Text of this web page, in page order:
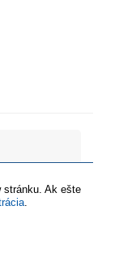
stránku. Ak ešte